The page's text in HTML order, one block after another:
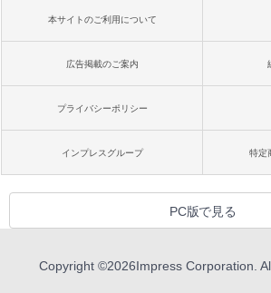
本サイトのご利用について
広告掲載のご案内
プライバシーポリシー
インプレスグループ 特定
PC版で見る
Copyright ©2026Impress Corporation.